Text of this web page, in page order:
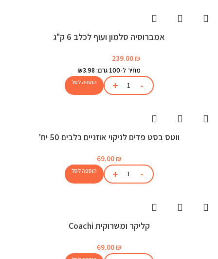
אמברוסיה סלמון ועוף לכלב 6 ק"ג
239.00 ₪
מחיר ל-100 גרם: ₪3.98
הוספה לסל
ווטס בסט פדים לניקוי אוזניים כלבים 50 יח'
69.00 ₪
הוספה לסל
קליקר ומשרוקית Coachi
69.00 ₪